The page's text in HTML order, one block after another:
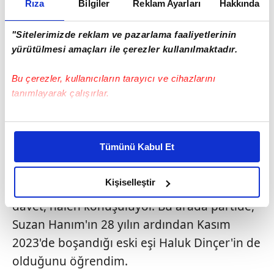
Rıza Bilgiler Reklam Ayarları Hakkında
"Sitelerimizde reklam ve pazarlama faaliyetlerinin
yürütülmesi amaçları ile çerezler kullanılmaktadır.
Bu çerezler, kullanıcıların tarayıcı ve cihazlarını
tanımlayarak çalışırlar.
Bu çerezlere izin vermeniz halinde sizlere özel
daha iyi reklam deneyimi yaşatabiliriz. Bunu yaparken
amacımızın size daha iyi bir reklam deneyimi sunmak
olduğunu ve sizlere en iyi içerikleri sunabilmek adına
elimizden gelen çabayı gösterdiğimizi ve bu noktada,
reklamların maliyetlerimizi karşılamak noktasında tek gelir
kalemimiz olduğunu sizlere hatırlatmak isteriz.
Her halükârda, kullanıcılar, bu çerezlere izin vermedikleri
takdirde, kullanıcılara hedefli reklamlar
Tümünü Kabul Et
Kişiselleştir
3
ESKİ EŞİ DE YANINDAYMIŞ!
Suzan Sabancı'nın, 9 Mart'taki 60. doğum
günü şerefine yalısında verdiği muhteşem
davet, halen konuşuluyor. Bu arada partide,
Suzan Hanım'ın 28 yılın ardından Kasım
2023'de boşandığı eski eşi Haluk Dinçer'in de
olduğunu öğrendim.